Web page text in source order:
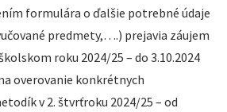
formulára o ďalšie potrebné údaje
predmety,….) prejavia záujem
roku 2024/25 – do 3.10.2024
overovanie konkrétnych
v 2. štvrťroku 2024/25 – od